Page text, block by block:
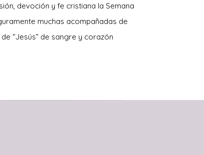
devoción y fe cristiana la Semana
muchas acompañadas de
“Jesús” de sangre y corazón